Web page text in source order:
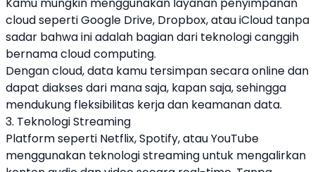
Kamu mungkin menggunakan layanan penyimpanan
cloud seperti Google Drive, Dropbox, atau iCloud tanpa
sadar bahwa ini adalah bagian dari teknologi canggih
bernama cloud computing.
Dengan cloud, data kamu tersimpan secara online dan
dapat diakses dari mana saja, kapan saja, sehingga
mendukung fleksibilitas kerja dan keamanan data.
3. Teknologi Streaming
Platform seperti Netflix, Spotify, atau YouTube
menggunakan teknologi streaming untuk mengalirkan